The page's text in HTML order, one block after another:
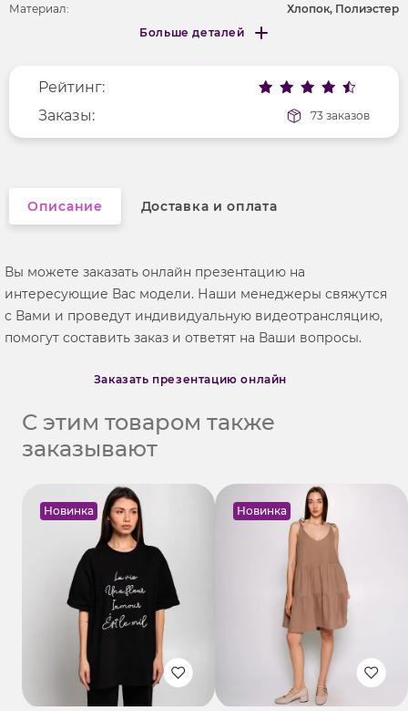
Материал:
Хлопок, Полиэстер
Покрой
свободный
Рисунок
без рисунка
Вырез горловины
округлый
Больше деталей
Меньше деталей
Рейтинг:
Заказы:
73 заказов
Описание Доставка и оплата
Вы можете заказать онлайн презентацию на
интересующие Вас модели. Наши менеджеры свяжутся
с Вами и проведут индивидуальную видеотрансляцию,
помогут составить заказ и ответят на Ваши вопросы.
Заказать презентацию онлайн
С этим товаром также
заказывают
Новинка Новинка